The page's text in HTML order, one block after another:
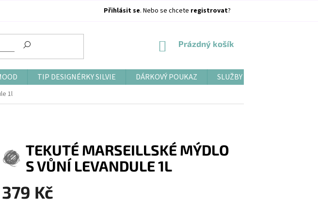
Přihlásit se. Nebo se chcete registrovat?
NÁKUPNÍ
Prázdný košík
TIP DESIGNÉRKY SILVIE DÁRKOVÝ POUKAZ SLUŽBY
1l
TEKUTÉ MARSEILLSKÉ MÝDLO
S VŮNÍ LEVANDULE 1L
379 Kč